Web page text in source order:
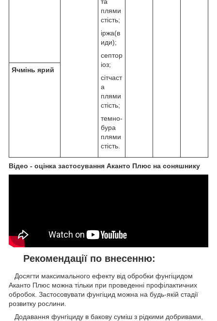
плями
стість;
іржа(в
иди);
септор
іоз;
сітчаст
а
плями
стість;
темно-
бура
плями
стість.
Ячмінь ярий
Відео - оцінка застосування Аканто Плюс на соняшнику
Рекомендації по внесенню:
Досягти максимального ефекту від обробки фунгіцидом
Аканто Плюс можна тільки при проведенні профілактичних
обробок. Застосовувати фунгіцид можна на будь-якій стадії
розвитку рослини.
Додавання фунгіциду в бакову суміш з рідкими добривами,